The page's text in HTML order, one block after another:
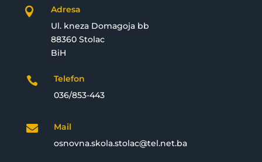

Adresa
Ul. kneza Domagoja bb
88360 Stolac
BiH

Telefon
036/853-443

Mail
osnovna.skola.stolac@tel.net.ba